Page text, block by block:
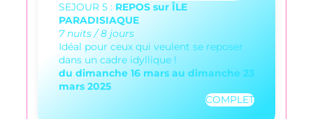
SEJOUR 5 : REPOS sur ÎLE
PARADISIAQUE
7 nuits / 8 jours
Idéal pour ceux qui veulent se reposer
dans un cadre idyllique !
du dimanche 16 mars au dimanche 23
mars 2025
COMPLET